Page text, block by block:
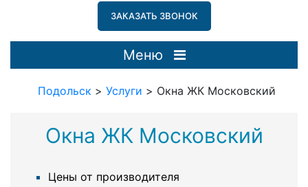
ЗАКАЗАТЬ ЗВОНОК
Меню
Подольск > Услуги > Окна ЖК Московский
Окна ЖК Московский
Цены от производителя